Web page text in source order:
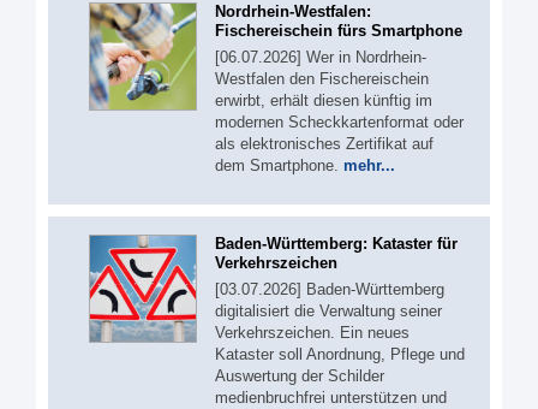
Nordrhein-Westfalen:
Fischereischein fürs Smartphone
[06.07.2026] Wer in Nordrhein-
Westfalen den Fischereischein
erwirbt, erhält diesen künftig im
modernen Scheckkartenformat oder
als elektronisches Zertifikat auf
dem Smartphone. mehr...
Baden-Württemberg: Kataster für
Verkehrszeichen
[03.07.2026] Baden-Württemberg
digitalisiert die Verwaltung seiner
Verkehrszeichen. Ein neues
Kataster soll Anordnung, Pflege und
Auswertung der Schilder
medienbruchfrei unterstützen und